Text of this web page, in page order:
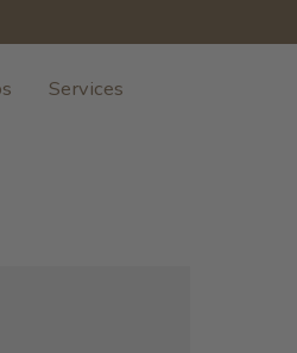
Services